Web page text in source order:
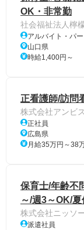
OK・非常勤
社会福祉法人檸
アルバイト・パー
山口県
時給1,400円～
正看護師/訪問
株式会社アンビ
正社員
広島県
月給35万円～38
保育士/年齢不
～/週3～OK/
株式会社ニッソ
派遣社員